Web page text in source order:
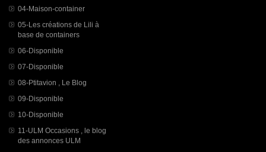
04-Maison-container
05-Les créations de Lili à
base de containers
06-Disponible
07-Disponible
08-Ptitavion , Le Blog
09-Disponible
10-Disponible
11-ULM Occasions , le blog
des annonces ULM